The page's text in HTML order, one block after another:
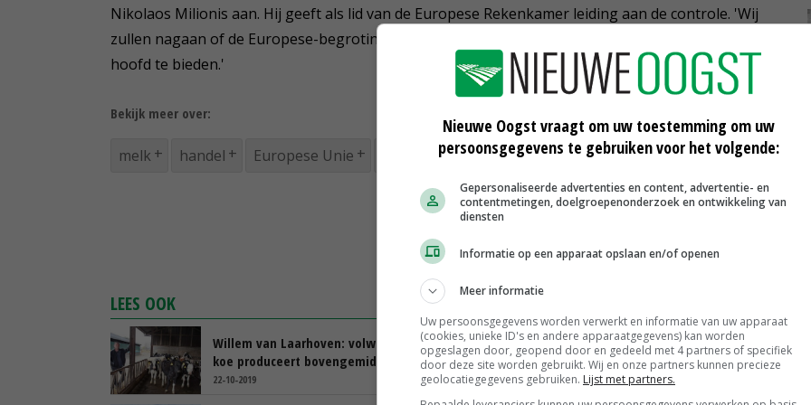
Nikolaos Milionis aan. Hij geeft als lid van de Europese Rekenkamer leiding aan de controle. 'Wij
zullen nagaan of de Europese-begroting goed werd besteed om de lidstaten te helpen de crisis het
hoofd te bieden.'
Bekijk meer over:
melk handel Europese Unie Europees Parlement
LEES OOK
Willem van Laarhoven: volwassen
koe produceert bovengemiddeld
22-10-2019
Hoe jonger moederkoe, hoe ouder
dochter
22-10-2019
Nieuwe Oogst vraagt om uw toestemming om uw
persoonsgegevens te gebruiken voor het volgende:
Gepersonaliseerde advertenties en content, advertentie- en
contentmetingen, doelgroepenonderzoek en ontwikkeling van
diensten
Informatie op een apparaat opslaan en/of openen
Meer informatie
Uw persoonsgegevens worden verwerkt en informatie van uw apparaat
(cookies, unieke ID's en andere apparaatgegevens) kan worden
opgeslagen door, geopend door en gedeeld met 4 partners of specifiek
door deze site worden gebruikt. Wij en onze partners kunnen precieze
geolocatiegegevens gebruiken. Lijst met partners.